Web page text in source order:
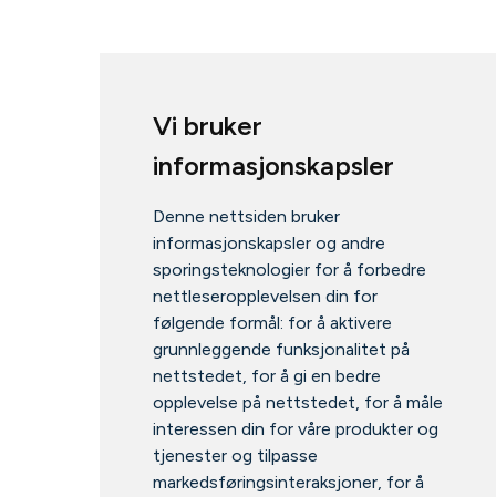
Vi bruker
informasjonskapsler
Denne nettsiden bruker
informasjonskapsler og andre
sporingsteknologier for å forbedre
nettleseropplevelsen din for
følgende formål: for å aktivere
grunnleggende funksjonalitet på
nettstedet, for å gi en bedre
opplevelse på nettstedet, for å måle
interessen din for våre produkter og
tjenester og tilpasse
markedsføringsinteraksjoner, for å